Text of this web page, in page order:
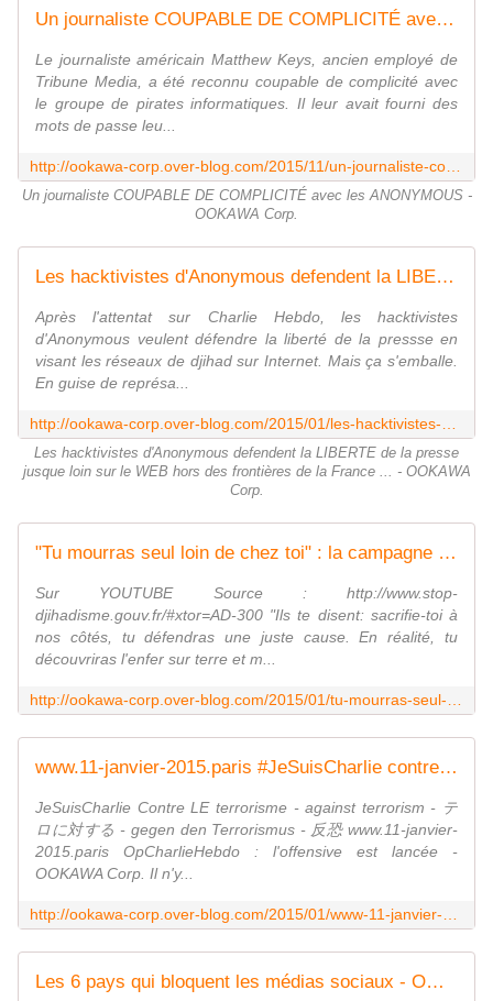
Un journaliste COUPABLE DE COMPLICITÉ avec les ANONYMOUS - OOKAWA Corp.
Le journaliste américain Matthew Keys, ancien employé de
Tribune Media, a été reconnu coupable de complicité avec
le groupe de pirates informatiques. Il leur avait fourni des
mots de passe leu...
Un journaliste COUPABLE DE COMPLICITÉ avec les ANONYMOUS -
OOKAWA Corp.
Les hacktivistes d'Anonymous defendent la LIBERTE de la presse jusque loin sur le WEB hors des frontières de la France ... - OOKAWA Corp.
Après l'attentat sur Charlie Hebdo, les hacktivistes
d'Anonymous veulent défendre la liberté de la pressse en
visant les réseaux de djihad sur Internet. Mais ça s'emballe.
En guise de représa...
Les hacktivistes d'Anonymous defendent la LIBERTE de la presse
jusque loin sur le WEB hors des frontières de la France ... - OOKAWA
Corp.
"Tu mourras seul loin de chez toi" : la campagne de prévention choc contre le djihadisme - OOKAWA Corp.
Sur YOUTUBE Source : http://www.stop-
djihadisme.gouv.fr/#xtor=AD-300 "Ils te disent: sacrifie-toi à
nos côtés, tu défendras une juste cause. En réalité, tu
découvriras l'enfer sur terre et m...
www.11-janvier-2015.paris #JeSuisCharlie contre LE terrorisme - against terrorism - 反恐 - gegen den Terrorismus - テロに対する - OOKAWA Corp.
JeSuisCharlie Contre LE terrorisme - against terrorism - テ
ロに対する - gegen den Terrorismus - 反恐 www.11-janvier-
2015.paris OpCharlieHebdo : l'offensive est lancée -
OOKAWA Corp. Il n'y...
Les 6 pays qui bloquent les médias sociaux - OOKAWA Corp.